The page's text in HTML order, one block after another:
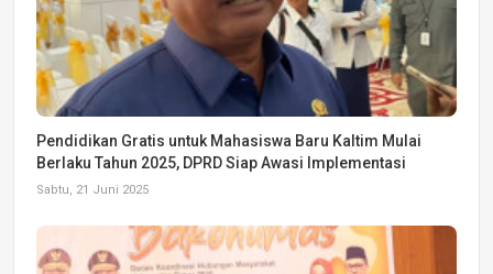
Pendidikan Gratis untuk Mahasiswa Baru Kaltim Mulai
Berlaku Tahun 2025, DPRD Siap Awasi Implementasi
Sabtu, 21 Juni 2025